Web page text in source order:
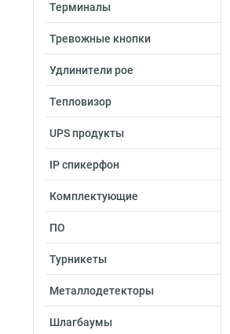
Терминалы
Тревожные кнопки
Удлинители poe
Тепловизор
UPS продукты
IP спикерфон
Комплектующие
ПО
Турникеты
Металлодетекторы
Шлагбаумы